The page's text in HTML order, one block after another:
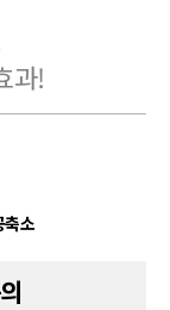
과!
축소